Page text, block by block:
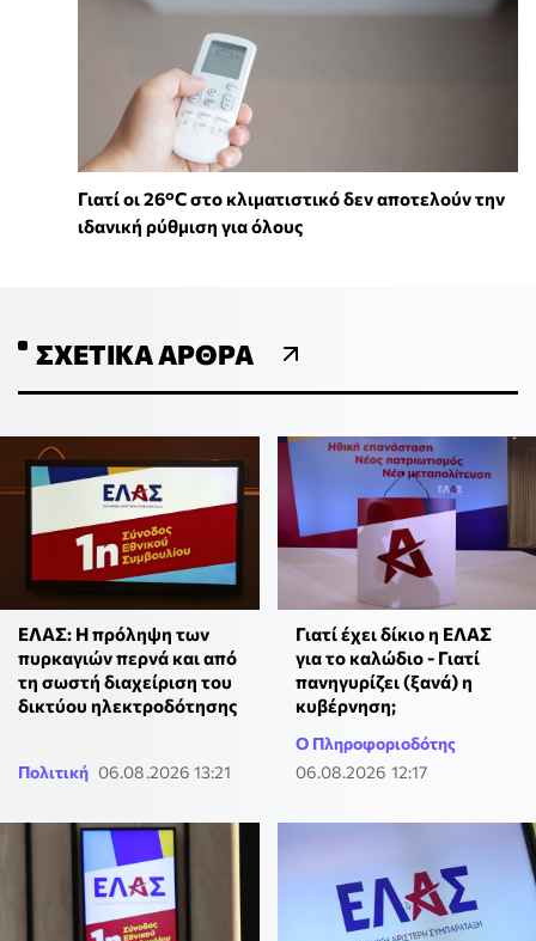
Γιατί οι 26°C στο κλιματιστικό δεν αποτελούν την
ιδανική ρύθμιση για όλους
ΣΧΕΤΙΚΆ ΆΡΘΡΑ
ΕΛΑΣ: Η πρόληψη των
πυρκαγιών περνά και από
τη σωστή διαχείριση του
δικτύου ηλεκτροδότησης
Πολιτική 06.08.2026 13:21
Γιατί έχει δίκιο η ΕΛΑΣ
για το καλώδιο - Γιατί
πανηγυρίζει (ξανά) η
κυβέρνηση;
Ο Πληροφοριοδότης
06.08.2026 12:17